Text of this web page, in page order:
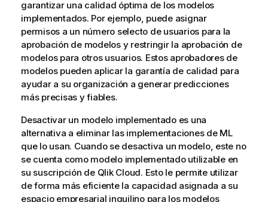
garantizar una calidad óptima de los modelos
implementados. Por ejemplo, puede asignar
permisos a un número selecto de usuarios para la
aprobación de modelos y restringir la aprobación de
modelos para otros usuarios. Estos aprobadores de
modelos pueden aplicar la garantía de calidad para
ayudar a su organización a generar predicciones
más precisas y fiables.
Desactivar un modelo implementado es una
alternativa a eliminar las implementaciones de ML
que lo usan. Cuando se desactiva un modelo, este no
se cuenta como modelo implementado utilizable en
su suscripción de Qlik Cloud. Esto le permite utilizar
de forma más eficiente la capacidad asignada a su
espacio empresarial inquilino para los modelos